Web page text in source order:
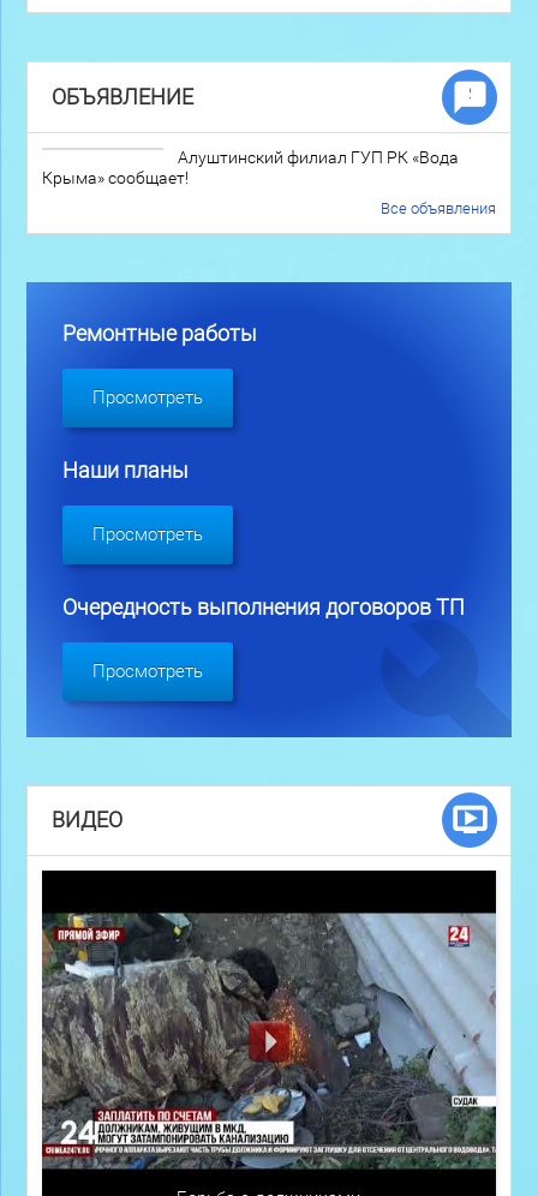
ОБЪЯВЛЕНИЕ
Алуштинский филиал ГУП РК «Вода
Крыма» сообщает!
Все объявления
Ремонтные работы
Просмотреть
Наши планы
Просмотреть
Очередность выполнения договоров ТП
Просмотреть
ВИДЕО